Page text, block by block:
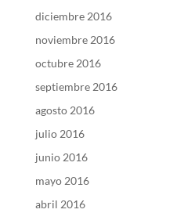
diciembre 2016
noviembre 2016
octubre 2016
septiembre 2016
agosto 2016
julio 2016
junio 2016
mayo 2016
abril 2016